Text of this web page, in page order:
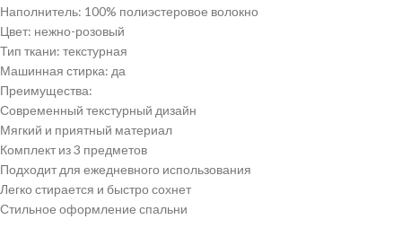
Наполнитель: 100% полиэстеровое волокно
Цвет: нежно-розовый
Тип ткани: текстурная
Машинная стирка: да
Преимущества:
Современный текстурный дизайн
Мягкий и приятный материал
Комплект из 3 предметов
Подходит для ежедневного использования
Легко стирается и быстро сохнет
Стильное оформление спальни